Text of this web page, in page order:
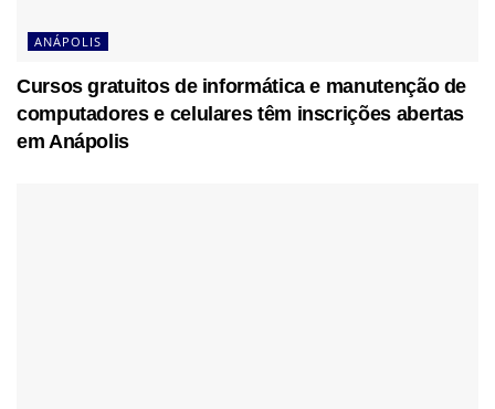
ANÁPOLIS
Cursos gratuitos de informática e manutenção de
computadores e celulares têm inscrições abertas
em Anápolis